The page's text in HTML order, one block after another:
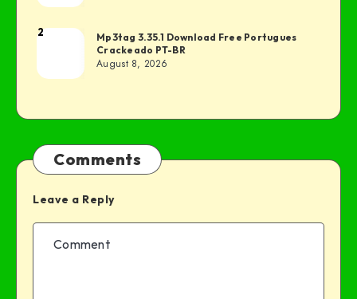
2
Mp3tag 3.35.1 Download Free Portugues
Crackeado PT-BR
August 8, 2026
Comments
Leave a Reply